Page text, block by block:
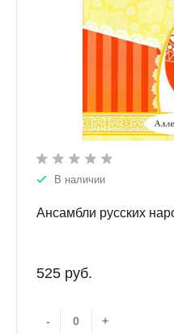
В наличии
Ансамбли русских
525 руб.
- +